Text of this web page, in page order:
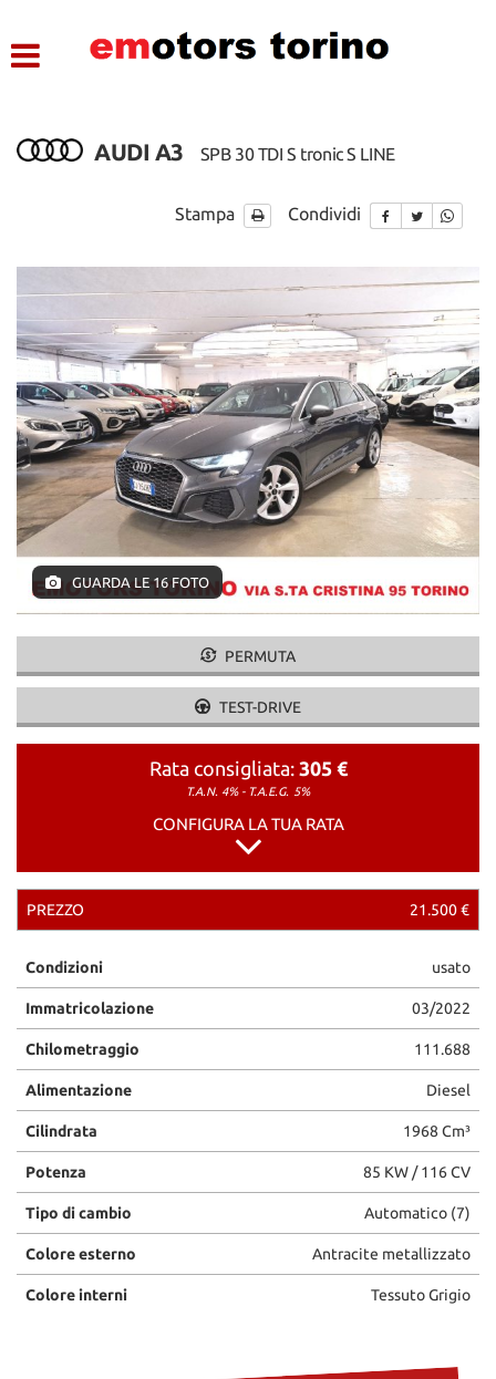
ASSISTENZAAUDI A3 SPB 30 TDI S tronic S LINE
Stampa Condividi
GUARDA LE 16 FOTO
PERMUTA
TEST-DRIVE
Rata consigliata: 305 €
T.A.N. 4% - T.A.E.G. 5%
CONFIGURA LA TUA RATA
PREZZO 21.500 €
Condizioni usato
Immatricolazione 03/2022
Chilometraggio 111.688
Alimentazione Diesel
Cilindrata 1968 Cm³
Potenza 85 KW / 116 CV
Tipo di cambio Automatico (7)
Colore esterno Antracite metallizzato
Colore interni Tessuto Grigio